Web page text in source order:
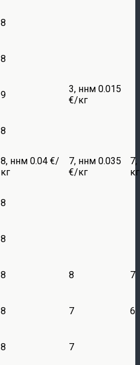
8
8
9
3, ннм 0.015
€/кг
8
8, ннм 0.04 €/
кг
7, ннм 0.035
€/кг
кг
8
8
8 8 7
8 7 6
8 7